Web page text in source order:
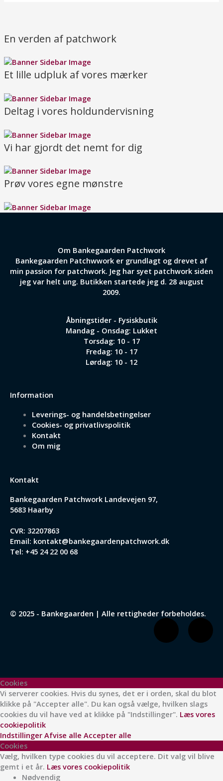
En verden af patchwork
Et lille udpluk af vores mærker
Deltag i vores holdundervisning
Vi har gjordt det nemt for dig
Prøv vores egne mønstre
Om Bankegaarden Patchwork
Bankegaarden Patchwwork er grundlagt og drevet af
min passion for patchwork. Jeg har syet patchwork siden
jeg var helt ung. Butikken startede jeg d. 28 august
2009.
Åbningstider - Fysiskbutik
Mandag - Onsdag: Lukket
Torsdag: 10 - 17
Fredag: 10 - 17
Lørdag: 10 - 12
Information
Leverings- og handelsbetingelser
Cookies- og privatlivspolitik
Kontakt
Om mig
Kontakt
Bankegaarden Patchwork Landevejen 97,
5683 Haarby
CVR: 32207863
Email: kontakt@bankegaardenpatchwork.dk
Tel: +45 24 22 00 68
© 2025 - Bankegaarden | Alle rettigheder forbeholdes.
F
a
c
e
o
I
n
s
t
g
Cookies
Vi serverer cookies. Hvis du synes, det er i orden, skal du blot
klikke på "Accepter alle". Du kan også vælge, hvilken slags
cookies du vil have ved at klikke på "Indstillinger". Læs vores
cookiepolitik
Indstillinger Afvise alle Accepter alle
Cookies
Vælg, hvilken type cookies du vil acceptere. Dit valg vil blive
gemt i et år. Læs vores cookiepolitik
Nødvendig